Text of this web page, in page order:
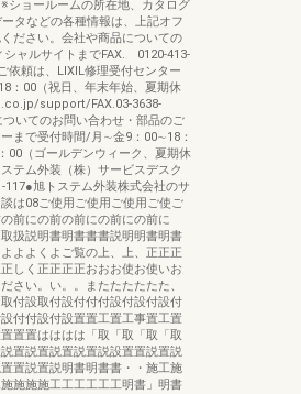
ショールームの所在地、カタログ
タなどの各種情報は、上記オフ
ださい。会社や商品についての
シャルサイトまでFAX. 0120-413-
依頼は、LIXIL修理受付センター
：00（祝日、年末年始、夏期休
support/FAX.03-3638-
ついてのお問い合わせ・部品のご
まで受付時間/月∼金9：00∼18：
（ゴールデンウィーク、夏期休
テム外装（株）サービスデスク
旭トステム外装株式会社のサ
は08ご使用ご使用ご使用ご使ご
前にの前の前にの前にの前に
扱説明書明書書書説明明書明書
よよくよご覧の上、上、正正正
しく正正正正おおお使お使いお
さい。い。。またたたたたた、
付設取付設付付付設付設付設付
付付設付設置置工置工事置工置
置置はははは「取「取「取「取
置説置説置説置説設置置説置説
置説置説明書明書書・・施工施
施施施工工工工工工明書」明書